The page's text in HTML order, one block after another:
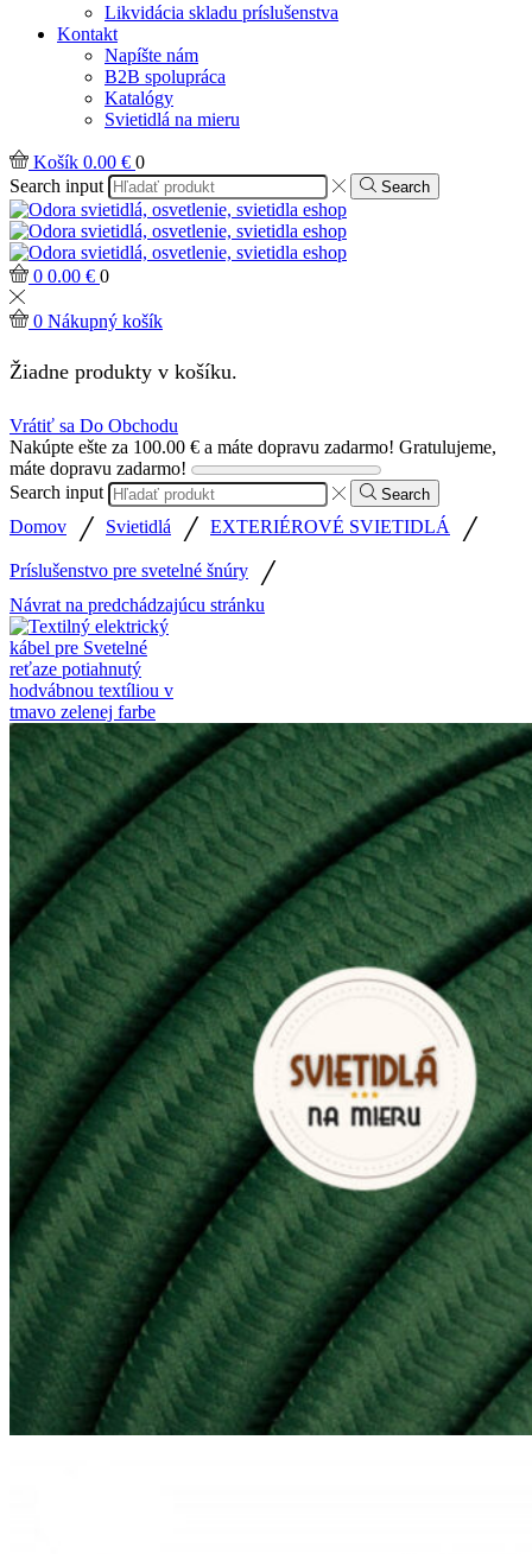
Likvidácia skladu príslušenstva
Kontakt
Napíšte nám
B2B spolupráca
Katalógy
Svietidlá na mieru
Košík 0.00 € 0
Search input
Search
0 0.00 € 0
0 Nákupný košík
Žiadne produkty v košíku.
Vrátiť sa Do Obchodu
Nakúpte ešte za 100.00 € a máte dopravu zadarmo! Gratulujeme,
máte dopravu zadarmo!
Search input
Search
Domov / Svietidlá / EXTERIÉROVÉ SVIETIDLÁ /
Príslušenstvo pre svetelné šnúry /
Návrat na predchádzajúcu stránku